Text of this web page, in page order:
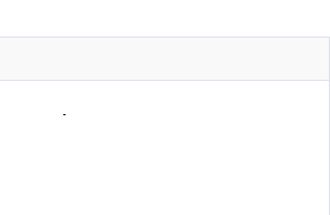
FECHA DE ESTRENO EN CINES DE